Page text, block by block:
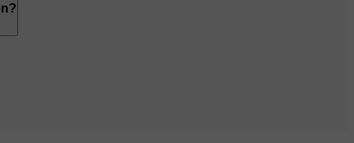
Sie die folgenden Zahlungsmethoden verwenden: